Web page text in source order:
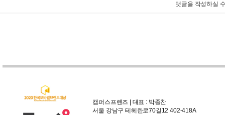
댓글을 작성하실
캠퍼스프렌즈 | 대표 : 박종찬
서울 강남구 테헤란로70길12 402-418A